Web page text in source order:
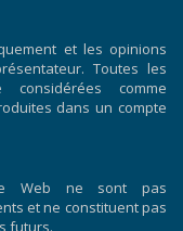
et les opinions
Toutes les
comme
dans un compte
Web ne sont pas
et ne constituent pas
futurs.